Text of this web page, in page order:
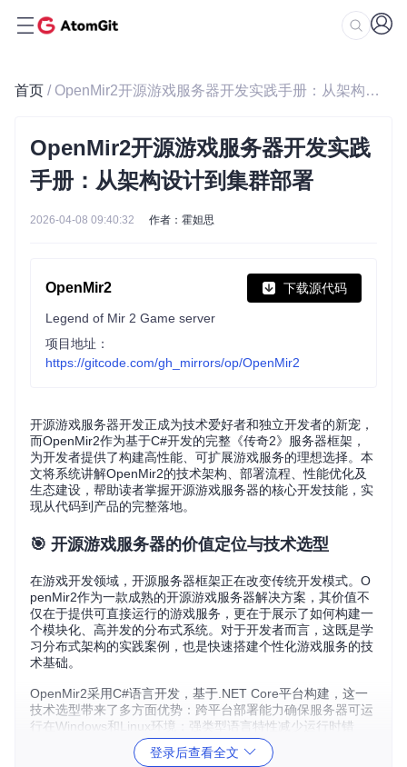
首页 / OpenMir2开源游戏服务器开发实践手册：从架构设计到集群部署
OpenMir2开源游戏服务器开发实践
手册：从架构设计到集群部署
2026-04-08 09:40:32 作者：霍妲思
OpenMir2 下载源代码
Legend of Mir 2 Game server
项目地址：
https://gitcode.com/gh_mirrors/op/OpenMir2
开源游戏服务器开发正成为技术爱好者和独立开发者的新宠，
而OpenMir2作为基于C#开发的完整《传奇2》服务器框架，
为开发者提供了构建高性能、可扩展游戏服务的理想选择。本
文将系统讲解OpenMir2的技术架构、部署流程、性能优化及
生态建设，帮助读者掌握开源游戏服务器的核心开发技能，实
现从代码到产品的完整落地。
🎯 开源游戏服务器的价值定位与技术选型
在游戏开发领域，开源服务器框架正在改变传统开发模式。O
penMir2作为一款成熟的开源游戏服务器解决方案，其价值不
仅在于提供可直接运行的游戏服务，更在于展示了如何构建一
个模块化、高并发的分布式系统。对于开发者而言，这既是学
习分布式架构的实践案例，也是快速搭建个性化游戏服务的技
术基础。
OpenMir2采用C#语言开发，基于.NET Core平台构建，这一
技术选型带来了多方面优势：跨平台部署能力确保服务器可运
行在Windows和Linux环境；强类型语言特性减少运行时错
误；异步IO模型提升网络处理效率。与其他游戏服务器框架相
比，OpenMir2的独特之处在于其完整实现了《传奇2》的核心
登录后查看全文